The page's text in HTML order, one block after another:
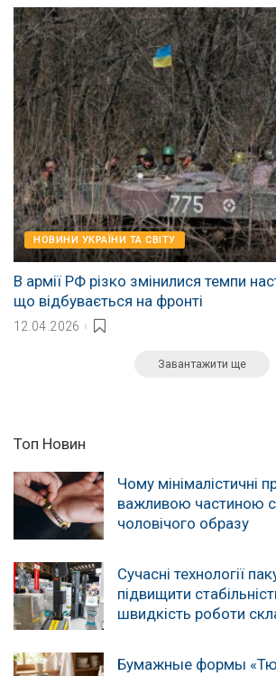
НОВИНИ УКРАЇНИ ТА СВІТУ
В армії РФ різко змінилися темпи
що відбувається на фронті
12.04.2026
Завантажити ще
Топ Новин
Чому мінімалістичні
важливою частиною
чоловічого образу
Сучасні технології
підвищити
швидкість роботи
Бумажные формы